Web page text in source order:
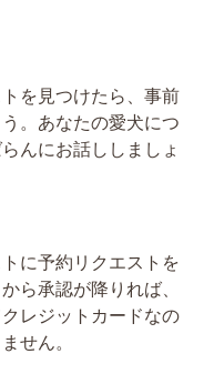
を見つけたら、事前
。あなたの愛犬につ
んにお話ししましょ
に予約リクエストを
ら承認が降りれば、
レジットカードなの
せん。